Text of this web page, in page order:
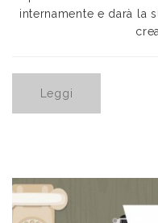
internamente e darà la
Leggi